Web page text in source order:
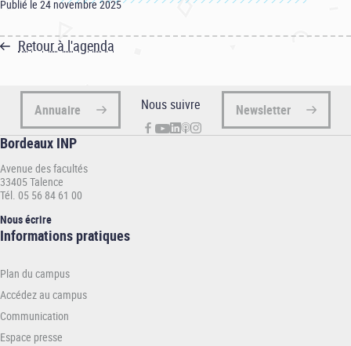
Publié le 24 novembre 2025
Retour à l'agenda
Annuaire Nous suivre Newsletter
Bordeaux INP
Avenue des facultés
33405 Talence
Tél. 05 56 84 61 00
Nous écrire
Informations
INP
Informations pratiques
Plan du campus
Accédez au campus
Communication
Espace presse